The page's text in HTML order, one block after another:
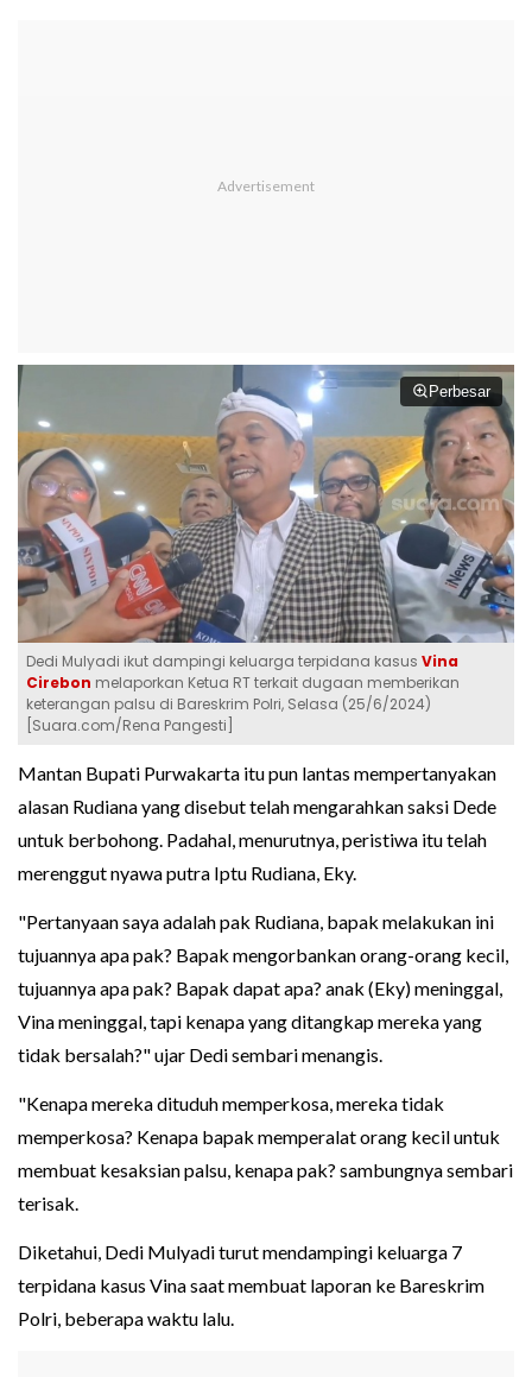
Perbesar
Dedi Mulyadi ikut dampingi keluarga terpidana kasus Vina
Cirebon melaporkan Ketua RT terkait dugaan memberikan
keterangan palsu di Bareskrim Polri, Selasa (25/6/2024)
[Suara.com/Rena Pangesti]
Mantan Bupati Purwakarta itu pun lantas mempertanyakan
alasan Rudiana yang disebut telah mengarahkan saksi Dede
untuk berbohong. Padahal, menurutnya, peristiwa itu telah
merenggut nyawa putra Iptu Rudiana, Eky.
"Pertanyaan saya adalah pak Rudiana, bapak melakukan ini
tujuannya apa pak? Bapak mengorbankan orang-orang kecil,
tujuannya apa pak? Bapak dapat apa? anak (Eky) meninggal,
Vina meninggal, tapi kenapa yang ditangkap mereka yang
tidak bersalah?" ujar Dedi sembari menangis.
"Kenapa mereka dituduh memperkosa, mereka tidak
memperkosa? Kenapa bapak memperalat orang kecil untuk
membuat kesaksian palsu, kenapa pak? sambungnya sembari
terisak.
Diketahui, Dedi Mulyadi turut mendampingi keluarga 7
terpidana kasus Vina saat membuat laporan ke Bareskrim
Polri, beberapa waktu lalu.